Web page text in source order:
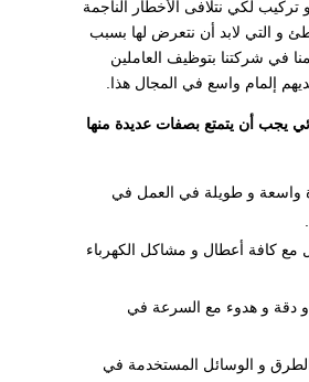
تركيب لكي نتلافى الأخطار الناجمة
و التي لابد أن نتعرض لها بسبب
في شركتنا بتوظيف العاملين
إلمام واسع في المجال هذا.
يجب أن يتمتع بصفات عديدة منها
واسعة و طويلة في العمل في
مع كافة أعطال و مشاكل الكهرباء
دقة و هدوء مع السرعة في
و الوسائل المستخدمة في